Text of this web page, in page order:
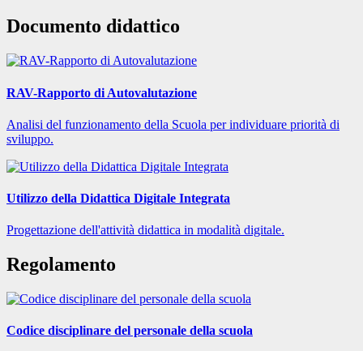
Documento didattico
RAV-Rapporto di Autovalutazione
Analisi del funzionamento della Scuola per individuare priorità di
sviluppo.
Utilizzo della Didattica Digitale Integrata
Progettazione dell'attività didattica in modalità digitale.
Regolamento
Codice disciplinare del personale della scuola